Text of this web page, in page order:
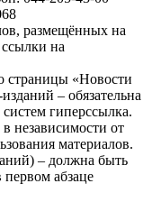
размещённых на
на
страницы «Новости
– обязательна
гиперссылка.
независимости от
материалов.
– должна быть
первом абзаце